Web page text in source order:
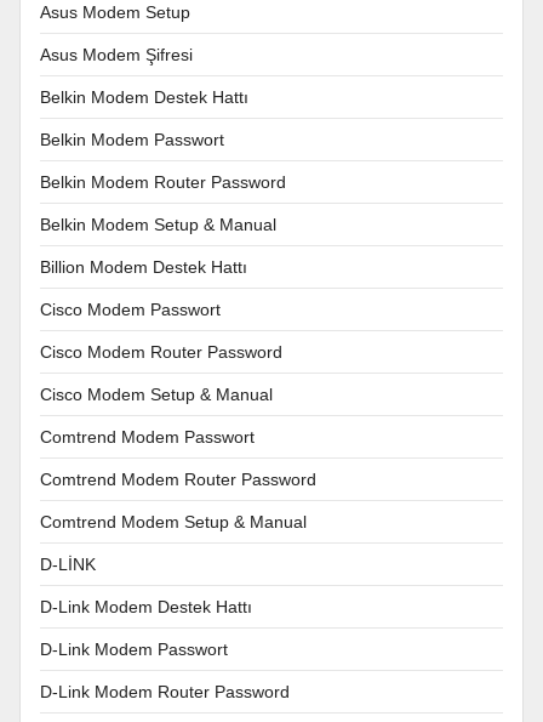
Asus Modem Setup
Asus Modem Şifresi
Belkin Modem Destek Hattı
Belkin Modem Passwort
Belkin Modem Router Password
Belkin Modem Setup & Manual
Billion Modem Destek Hattı
Cisco Modem Passwort
Cisco Modem Router Password
Cisco Modem Setup & Manual
Comtrend Modem Passwort
Comtrend Modem Router Password
Comtrend Modem Setup & Manual
D-LİNK
D-Link Modem Destek Hattı
D-Link Modem Passwort
D-Link Modem Router Password